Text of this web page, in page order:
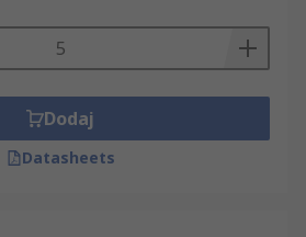
Dodaj
Datasheets